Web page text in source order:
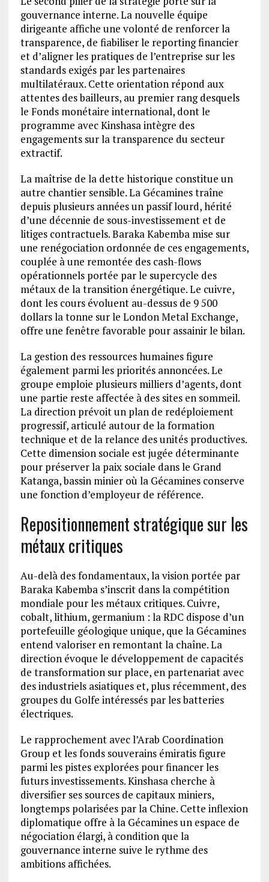
gouvernance interne. La nouvelle équipe
dirigeante affiche une volonté de renforcer la
transparence, de fiabiliser le reporting financier
et d’aligner les pratiques de l’entreprise sur les
standards exigés par les partenaires
multilatéraux. Cette orientation répond aux
attentes des bailleurs, au premier rang desquels
le Fonds monétaire international, dont le
programme avec Kinshasa intègre des
engagements sur la transparence du secteur
extractif.
La maîtrise de la dette historique constitue un
autre chantier sensible. La Gécamines traîne
depuis plusieurs années un passif lourd, hérité
d’une décennie de sous-investissement et de
litiges contractuels. Baraka Kabemba mise sur
une renégociation ordonnée de ces engagements,
couplée à une remontée des cash-flows
opérationnels portée par le supercycle des
métaux de la transition énergétique. Le cuivre,
dont les cours évoluent au-dessus de 9 500
dollars la tonne sur le London Metal Exchange,
offre une fenêtre favorable pour assainir le bilan.
La gestion des ressources humaines figure
également parmi les priorités annoncées. Le
groupe emploie plusieurs milliers d’agents, dont
une partie reste affectée à des sites en sommeil.
La direction prévoit un plan de redéploiement
progressif, articulé autour de la formation
technique et de la relance des unités productives.
Cette dimension sociale est jugée déterminante
pour préserver la paix sociale dans le Grand
Katanga, bassin minier où la Gécamines conserve
une fonction d’employeur de référence.
Repositionnement stratégique sur les
métaux critiques
Au-delà des fondamentaux, la vision portée par
Baraka Kabemba s’inscrit dans la compétition
mondiale pour les métaux critiques. Cuivre,
cobalt, lithium, germanium : la RDC dispose d’un
portefeuille géologique unique, que la Gécamines
entend valoriser en remontant la chaîne. La
direction évoque le développement de capacités
de transformation sur place, en partenariat avec
des industriels asiatiques et, plus récemment, des
groupes du Golfe intéressés par les batteries
électriques.
Le rapprochement avec l’Arab Coordination
Group et les fonds souverains émiratis figure
parmi les pistes explorées pour financer les
futurs investissements. Kinshasa cherche à
diversifier ses sources de capitaux miniers,
longtemps polarisées par la Chine. Cette inflexion
diplomatique offre à la Gécamines un espace de
négociation élargi, à condition que la
gouvernance interne suive le rythme des
ambitions affichées.